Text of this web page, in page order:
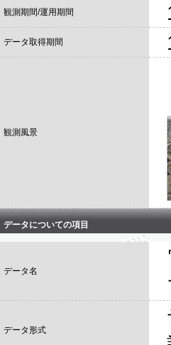
観測期間/運用期間
データ取得期間
観測風景
データについての項目
データ名
データ形式